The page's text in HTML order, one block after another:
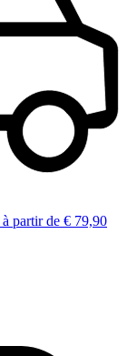
à partir de € 79,90